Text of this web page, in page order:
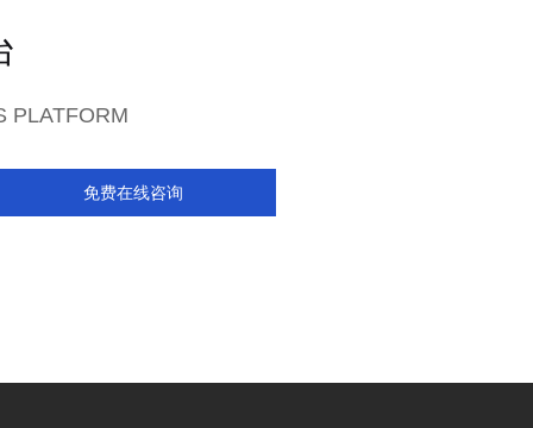
PLATFORM
免费在线咨询